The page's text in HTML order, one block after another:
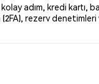
adım, kredi kartı,
rezerv denetimleri